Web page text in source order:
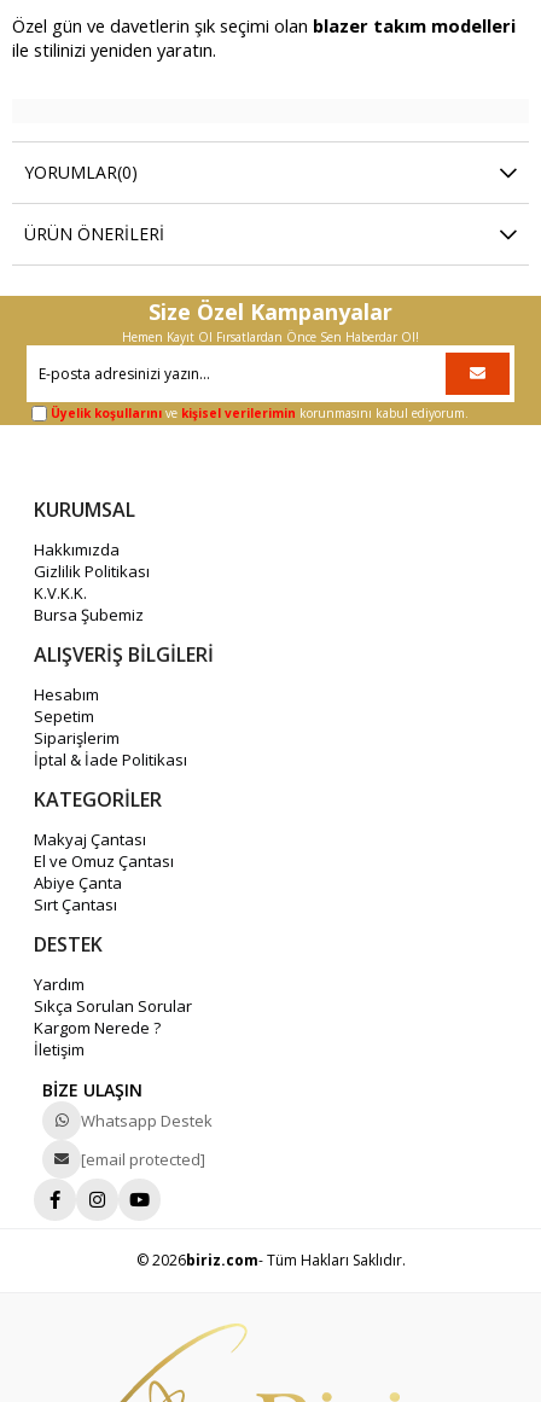
Özel gün ve davetlerin şık seçimi olan blazer takım modelleri
ile stilinizi yeniden yaratın.
YORUMLAR(0)
ÜRÜN ÖNERILERI
Size Özel Kampanyalar
Hemen Kayıt Ol Fırsatlardan Önce Sen Haberdar Ol!
Üyelik koşullarını ve kişisel verilerimin korunmasını kabul ediyorum.
KURUMSAL
Hakkımızda
Gizlilik Politikası
K.V.K.K.
Bursa Şubemiz
ALIŞVERİŞ BİLGİLERİ
Hesabım
Sepetim
Siparişlerim
İptal & İade Politikası
KATEGORİLER
Makyaj Çantası
El ve Omuz Çantası
Abiye Çanta
Sırt Çantası
DESTEK
Yardım
Sıkça Sorulan Sorular
Kargom Nerede ?
İletişim
BİZE ULAŞIN
Whatsapp Destek
[email protected]
© 2026biriz.com- Tüm Hakları Saklıdır.